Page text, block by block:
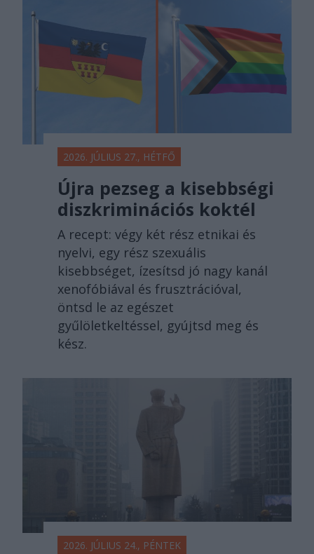
2026. JÚLIUS 27., HÉTFŐ
Újra pezseg a kisebbségi
diszkriminációs koktél
A recept: végy két rész etnikai és
nyelvi, egy rész szexuális
kisebbséget, ízesítsd jó nagy kanál
xenofóbiával és frusztrációval,
öntsd le az egészet
gyűlöletkeltéssel, gyújtsd meg és
kész.
2026. JÚLIUS 24., PÉNTEK